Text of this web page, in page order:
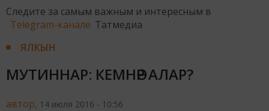
Следите за самым важным и интересным в
Telegram-канале Татмедиа
ЯЛКЫН
МУТИННАР: КЕМНӘР АЛАР?
автор, 14 июля 2016 - 10:56